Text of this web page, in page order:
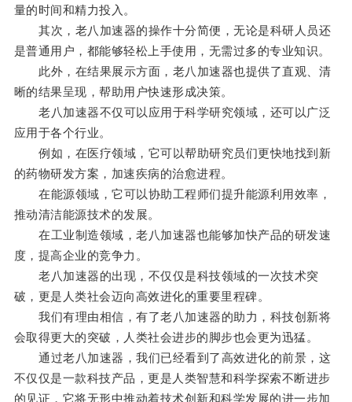
量的时间和精力投入。
其次，老八加速器的操作十分简便，无论是科研人员还
是普通用户，都能够轻松上手使用，无需过多的专业知识。
此外，在结果展示方面，老八加速器也提供了直观、清
晰的结果呈现，帮助用户快速形成决策。
老八加速器不仅可以应用于科学研究领域，还可以广泛
应用于各个行业。
例如，在医疗领域，它可以帮助研究员们更快地找到新
的药物研发方案，加速疾病的治愈进程。
在能源领域，它可以协助工程师们提升能源利用效率，
推动清洁能源技术的发展。
在工业制造领域，老八加速器也能够加快产品的研发速
度，提高企业的竞争力。
老八加速器的出现，不仅仅是科技领域的一次技术突
破，更是人类社会迈向高效进化的重要里程碑。
我们有理由相信，有了老八加速器的助力，科技创新将
会取得更大的突破，人类社会进步的脚步也会更为迅猛。
通过老八加速器，我们已经看到了高效进化的前景，这
不仅仅是一款科技产品，更是人类智慧和科学探索不断进步
的见证，它将无形中推动着技术创新和科学发展的进一步加